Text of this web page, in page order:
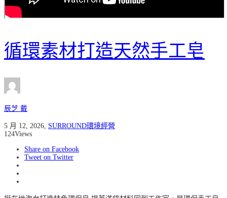
循環素材打造天然手工皂
辰芝 戴
5 月 12, 2026 SURROUND環境經營
124Views
Share on Facebook
Tweet on Twitter